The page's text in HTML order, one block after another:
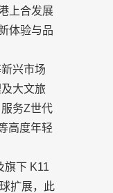
上合发展
体验与品
兴市场
大文旅
务Z世代
高度年轻
旗下 K11
扩展，此